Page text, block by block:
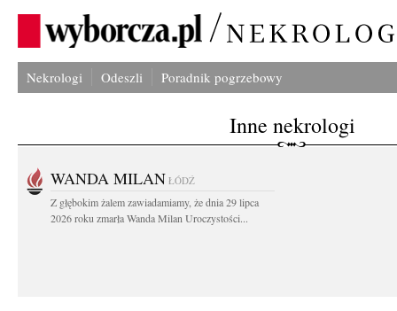
Nekrologi Odeszli Poradnik pogrzebowy
Inne nekrologi
WANDA MILAN ŁÓDŹ
Z głębokim żalem zawiadamiamy, że dnia 29 lipca
2026 roku zmarła Wanda Milan Uroczystości...